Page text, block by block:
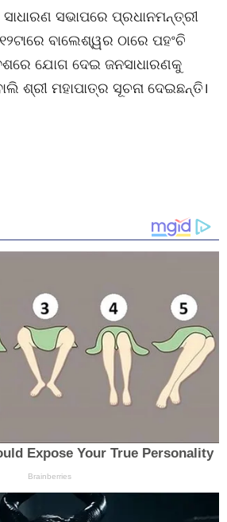
ସଭାପରେ ପ୍ରଧାନମନ୍ତ୍ରୀ
ବାଲେଶ୍ୱର ଠାରେ ପହଂଚି
ଯୋଗ ଦେଇ ଜନସାଧାରଣକୁ
ଶ୍ରୀ ମହାପାତ୍ର ସୂଚନା ଦେଇଛନ୍ତି।